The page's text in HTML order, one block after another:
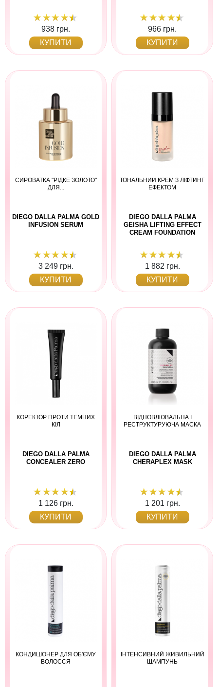
938 грн.
КУПИТИ
966 грн.
КУПИТИ
СИРОВАТКА "РІДКЕ ЗОЛОТО"
ДЛЯ...
DIEGO DALLA PALMA GOLD
INFUSION SERUM
3 249 грн.
КУПИТИ
ТОНАЛЬНИЙ КРЕМ З ЛІФТИНГ
ЕФЕКТОМ
DIEGO DALLA PALMA
GEISHA LIFTING EFFECT
CREAM FOUNDATION
1 882 грн.
КУПИТИ
КОРЕКТОР ПРОТИ ТЕМНИХ
КІЛ
DIEGO DALLA PALMA
CONCEALER ZERO
1 126 грн.
КУПИТИ
ВІДНОВЛЮВАЛЬНА І
РЕСТРУКТУРУЮЧА МАСКА
DIEGO DALLA PALMA
CHERAPLEX MASK
1 201 грн.
КУПИТИ
КОНДИЦІОНЕР ДЛЯ ОБ'ЄМУ
ВОЛОССЯ
ІНТЕНСИВНИЙ ЖИВИЛЬНИЙ
ШАМПУНЬ